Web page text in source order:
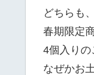
どちらも
春期限定
4個入りの
なぜかお